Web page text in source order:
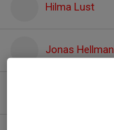
Hilma Lust
Jonas Hellman